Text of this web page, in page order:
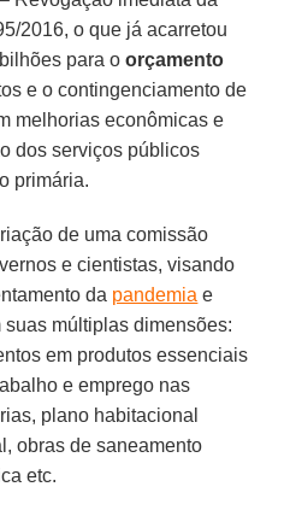
2016, o que já acarretou
para oorçamento
e o contingenciamento de
melhorias econômicas e
dos serviços públicos
primária.
de uma comissão
e cientistas, visando
da pandemia e
múltiplas dimensões:
em produtos essenciais
e emprego nas
plano habitacional
obras de saneamento
etc.